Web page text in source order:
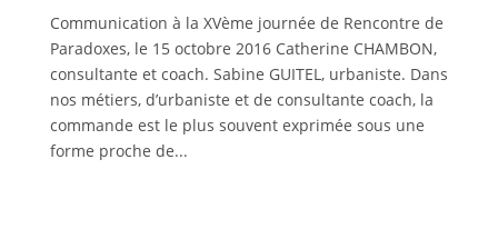
Communication à la XVème journée de Rencontre de
Paradoxes, le 15 octobre 2016 Catherine CHAMBON,
consultante et coach. Sabine GUITEL, urbaniste. Dans
nos métiers, d’urbaniste et de consultante coach, la
commande est le plus souvent exprimée sous une
forme proche de...